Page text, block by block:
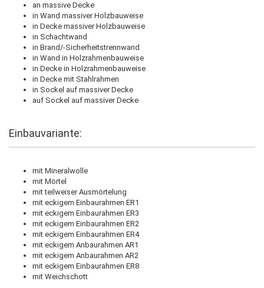
an massive Decke
in Wand massiver Holzbauweise
in Decke massiver Holzbauweise
in Schachtwand
in Brand/-Sicherheitstrennwand
in Wand in Holzrahmenbauweise
in Decke in Holzrahmenbauweise
in Decke mit Stahlrahmen
in Sockel auf massiver Decke
auf Sockel auf massiver Decke
Einbauvariante:
mit Mineralwolle
mit Mörtel
mit teilweiser Ausmörtelung
mit eckigem Einbaurahmen ER1
mit eckigem Einbaurahmen ER3
mit eckigem Einbaurahmen ER2
mit eckigem Einbaurahmen ER4
mit eckigem Anbaurahmen AR1
mit eckigem Anbaurahmen AR2
mit eckigem Einbaurahmen ER8
mit Weichschott